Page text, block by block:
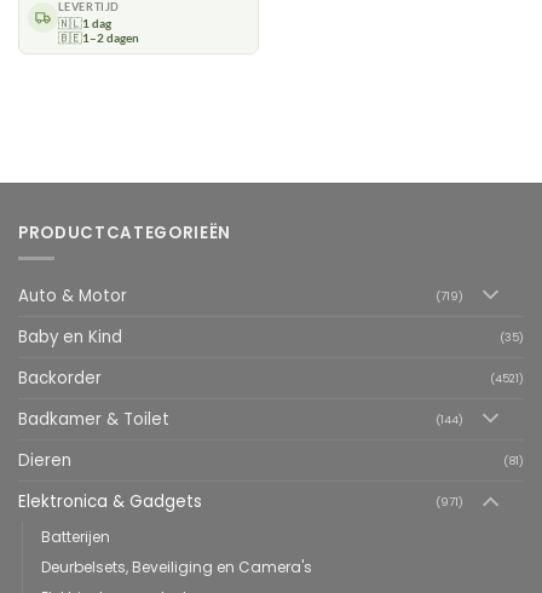
LEVERTIJD
🇳🇱1 dag
🇧🇪1–2 dagen
PRODUCTCATEGORIEËN
Auto & Motor (719)
Baby en Kind (35)
Backorder (4521)
Badkamer & Toilet (144)
Dieren (81)
Elektronica & Gadgets (971)
Batterijen
Deurbelsets, Beveiliging en Camera's